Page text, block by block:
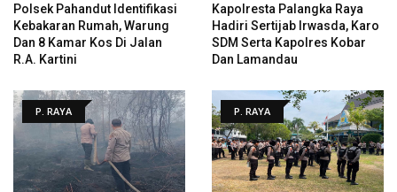
Polsek Pahandut Identifikasi
Kebakaran Rumah, Warung
Dan 8 Kamar Kos Di Jalan
R.A. Kartini
Kapolresta Palangka Raya
Hadiri Sertijab Irwasda, Karo
SDM Serta Kapolres Kobar
Dan Lamandau
P. RAYA P. RAYA